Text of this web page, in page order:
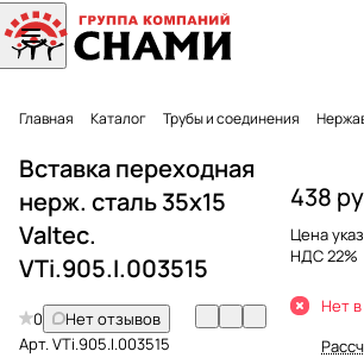
Главная Каталог Трубы и соединения
Вставка переходная
нерж. сталь 35х15
Valtec.
VTi.905.I.003515
0
Нет отзывов
Арт.VTi.905.I.003515
438
Цена
НДС 22%
Нет